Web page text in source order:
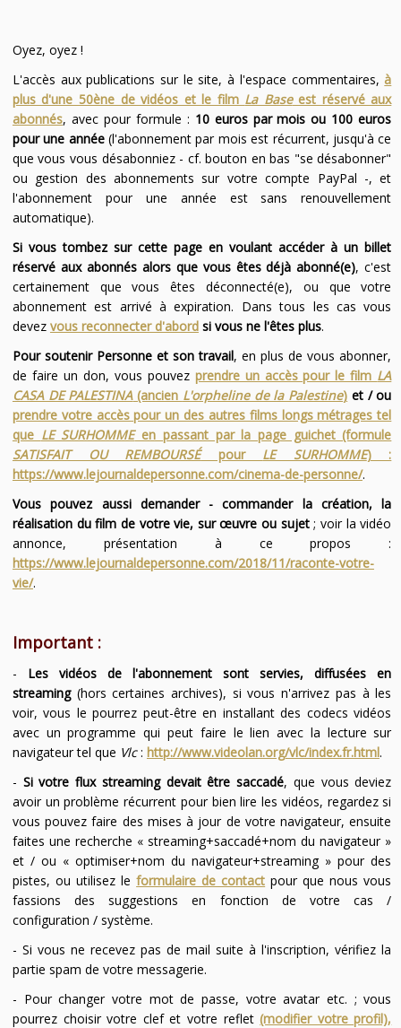
Oyez, oyez !
L'accès aux publications sur le site, à l'espace commentaires,à
plus d'une 50ène de vidéos et le film La Baseest réservé aux
abonnés, avec pour formule : 10 euros par mois ou 100 euros
pour une année(l'abonnement par mois est récurrent, jusqu'à ce
que vous vous désabonniez - cf. bouton en bas "se désabonner"
ou gestion des abonnements sur votre compte PayPal -, et
l'abonnement pour une année est sans renouvellement
automatique).
Si vous tombez sur cette page en voulant accéder à un billet
réservé aux abonnés alors que vous êtes déjà abonné(e), c'est
certainement que vous êtes déconnecté(e), ou que votre
abonnement est arrivé à expiration. Dans tous les cas vous
devez vous reconnecter d'abordsi vous ne l'êtes plus.
Pour soutenir Personne et son travail, en plus de vous abonner,
de faire un don, vous pouvez prendre un accès pour le film LA
CASA DE PALESTINA(ancien L'orpheline de la Palestine) et / ou
prendre votre accès pour un des autres films longs métrages tel
que LE SURHOMMEen passant par la page guichet (formule
SATISFAIT OU REMBOURSÉpour LE SURHOMME) :
https://www.lejournaldepersonne.com/cinema-de-personne/.
Vous pouvez aussi demander - commander la création, la
réalisation du film de votre vie, sur œuvre ou sujet; voir la vidéo
annonce, présentation à ce propos :
https://www.lejournaldepersonne.com/2018/11/raconte-votre-
vie/.
Important :
- Les vidéos de l'abonnement sont servies, diffusées en
streaming(hors certaines archives), si vous n'arrivez pas à les
voir, vous le pourrez peut-être en installant des codecs vidéos
avec un programme qui peut faire le lien avec la lecture sur
navigateur tel que Vlc: http://www.videolan.org/vlc/index.fr.html.
- Si votre flux streaming devait être saccadé, que vous deviez
avoir un problème récurrent pour bien lire les vidéos, regardez si
vous pouvez faire des mises à jour de votre navigateur, ensuite
faites une recherche « streaming+saccadé+nom du navigateur »
et / ou « optimiser+nom du navigateur+streaming » pour des
pistes, ou utilisez leformulaire de contact pour que nous vous
fassions des suggestions en fonction de votre cas /
configuration / système.
- Si vous ne recevez pas de mail suite à l'inscription, vérifiez la
partie spam de votre messagerie.
- Pour changer votre mot de passe, votre avatar etc. ; vous
pourrez choisir votre clef et votre reflet(modifier votre profil),